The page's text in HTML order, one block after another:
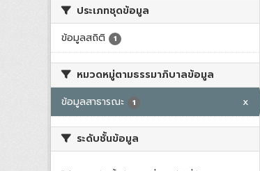
ประเภทชุดข้อมูล
ข้อมูลสถิติ
1
หมวดหมู่ตามธรรมาภิบาลข้อมูล
ข้อมูลสาธารณะ
1 x
ระดับชั้นข้อมูล